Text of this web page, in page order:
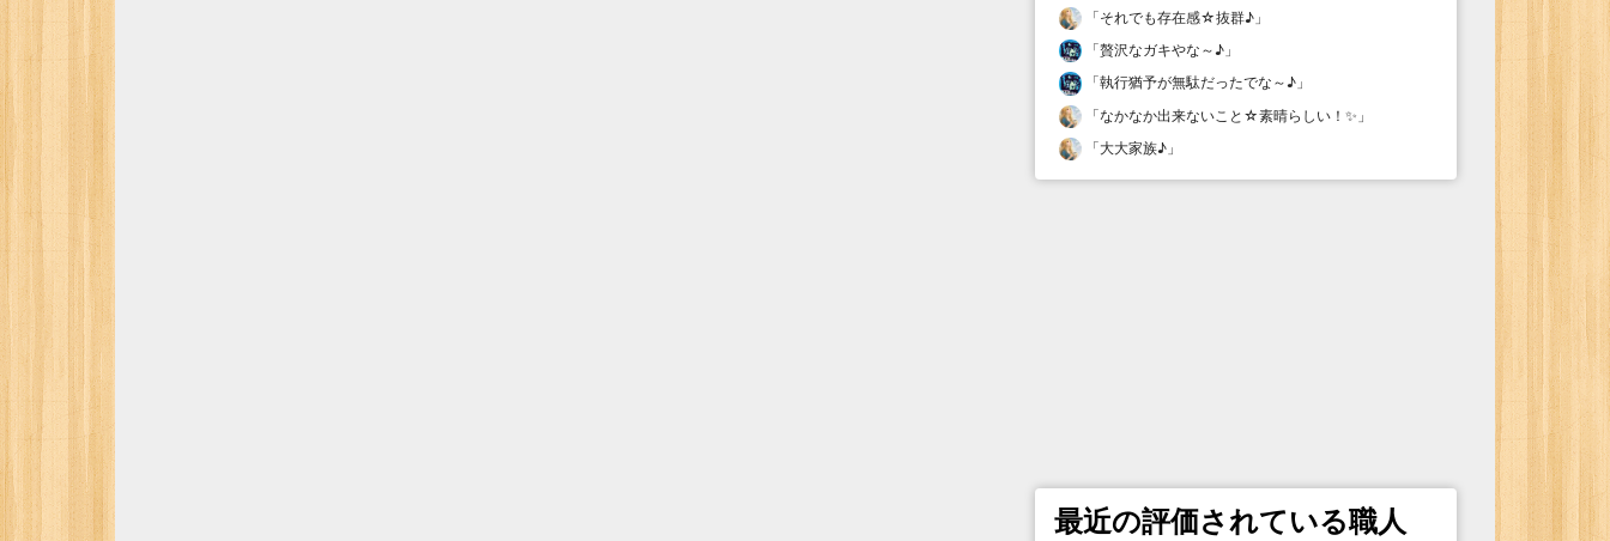
「それでも存在感☆抜群♪ 」
「贅沢なガキやな～♪ 」
「執行猶予が無駄だったでな～♪ 」
「なかなか出来ないこと☆素晴らしい！✨ 」
「大大家族♪ 」
最近の評価されている職人